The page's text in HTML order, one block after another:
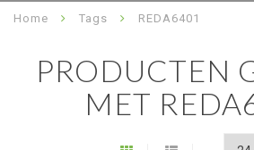
Home Tags REDA6401
PRODUCTEN
MET